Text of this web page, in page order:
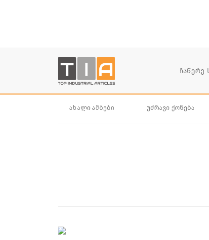
ახალი ამბები უძრავი ქონება